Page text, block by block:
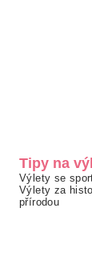
Tipy na
Výlety se
Výlety za
přírodou